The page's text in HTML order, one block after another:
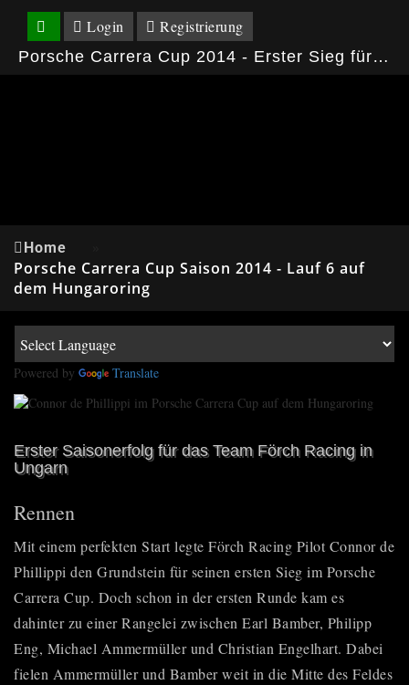
Login Registrierung
Porsche Carrera Cup 2014 - Erster Sieg für Connor de Phillippi auf dem Hungaroring
Home
Porsche Carrera Cup Saison 2014 - Lauf 6 auf
dem Hungaroring
Powered by Translate
Erster Saisonerfolg für das Team Förch Racing in
Ungarn
Rennen
Mit einem perfekten Start legte Förch Racing Pilot Connor de
Phillippi den Grundstein für seinen ersten Sieg im Porsche
Carrera Cup. Doch schon in der ersten Runde kam es
dahinter zu einer Rangelei zwischen Earl Bamber, Philipp
Eng, Michael Ammermüller und Christian Engelhart. Dabei
fielen Ammermüller und Bamber weit in die Mitte des Feldes